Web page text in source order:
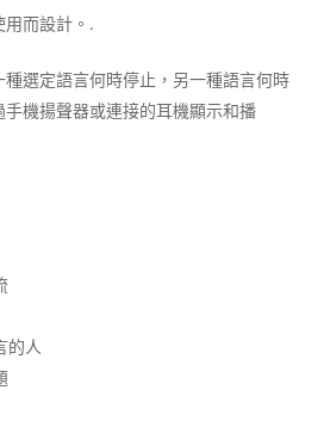
而設計。.
選定語言何時停止，另一種語言何時
機揚聲器或連接的耳機顯示和播
的人